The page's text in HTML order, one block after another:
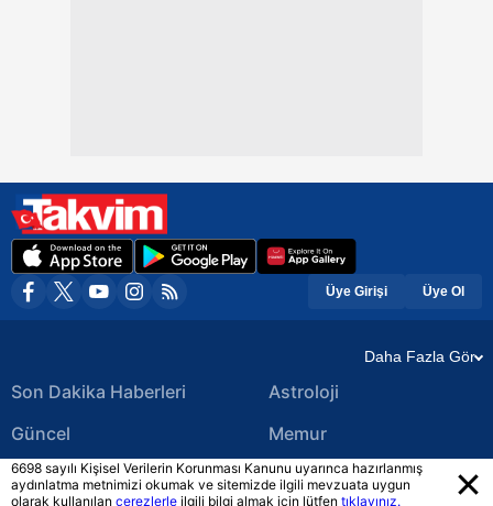
Üye Girişi Üye Ol
Daha Fazla Gör
Son Dakika Haberleri
Güncel
Ekonomi Haberleri
Astroloji
Memur
Yerel Haberler
6698 sayılı Kişisel Verilerin Korunması Kanunu uyarınca hazırlanmış
aydınlatma metnimizi okumak ve sitemizde ilgili mevzuata uygun
olarak kullanılan çerezlerle ilgili bilgi almak için lütfen tıklayınız.